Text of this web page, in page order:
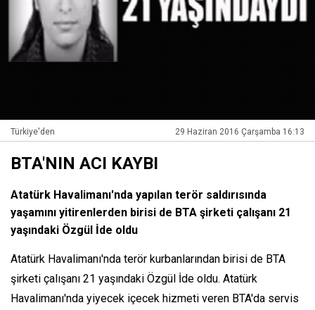
Türkiye'den 29 Haziran 2016 Çarşamba 16:13
BTA'NIN ACI KAYBI
Atatürk Havalimanı'nda yapılan terör saldırısında
yaşamını yitirenlerden birisi de BTA şirketi çalışanı 21
yaşındaki Özgül İde oldu
Atatürk Havalimanı'nda terör kurbanlarından birisi de BTA
şirketi çalışanı 21 yaşındaki Özgül İde oldu. Atatürk
Havalimanı'nda yiyecek içecek hizmeti veren BTA'da servis